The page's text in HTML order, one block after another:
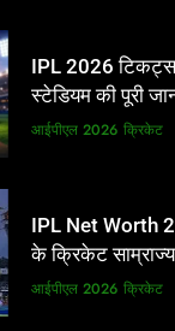
IPL 2026
स्टेडियम की पूरी
आईपीएल 2026 क्रिकेट
IPL Net Worth
के क्रिकेट साम्राज्य
आईपीएल 2026 क्रिकेट